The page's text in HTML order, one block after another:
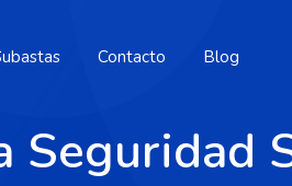
Contacto Blog
Seguridad